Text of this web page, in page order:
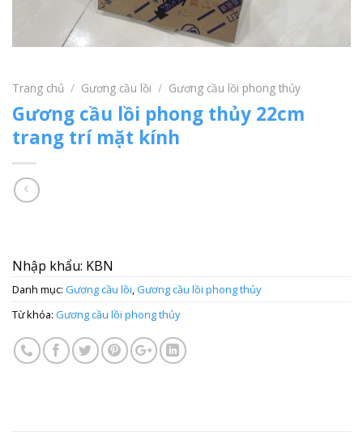
Trang chủ / Gương cầu lồi / Gương cầu lồi phong thủy
Gương cầu lồi phong thủy 22cm
trang trí mặt kính
Nhập khẩu: KBN
Danh mục: Gương cầu lồi, Gương cầu lồi phong thủy
Từ khóa: Gương cầu lồi phong thủy